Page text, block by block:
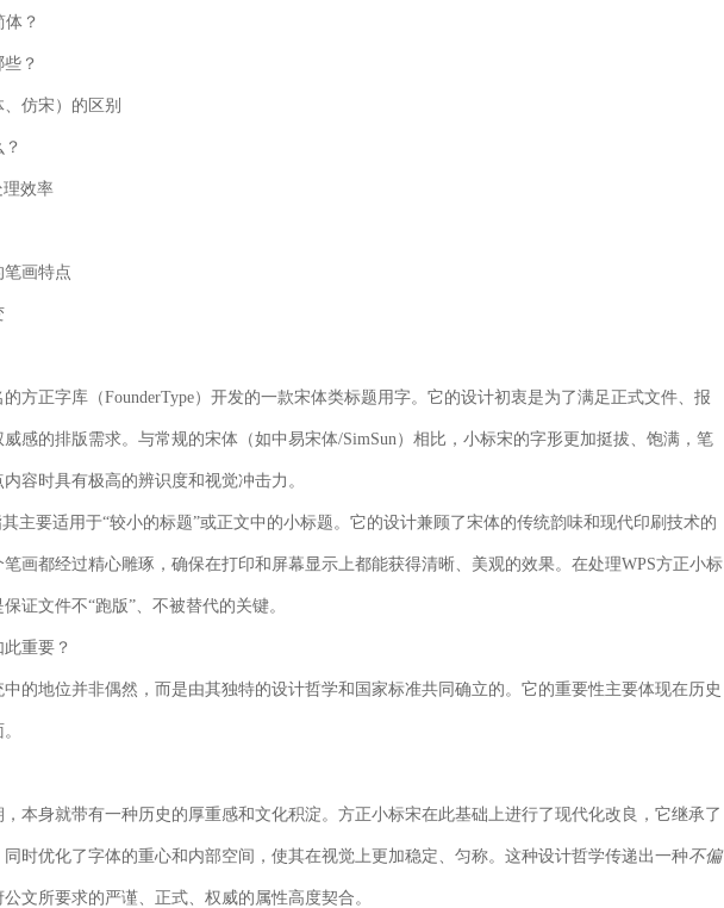
？
？
仿宋）的区别
理效率
画特点
方正字库（FounderType）开发的一款宋体类标题用字。它的设计初衷是为了满足正式文件、报
威感的排版需求。与常规的宋体（如中易宋体/SimSun）相比，小标宋的字形更加挺拔、饱满，笔
容时具有极高的辨识度和视觉冲击力。
主要适用于“较小的标题”或正文中的小标题。它的设计兼顾了宋体的传统韵味和现代印刷技术的
画都经过精心雕琢，确保在打印和屏幕显示上都能获得清晰、美观的效果。在处理WPS方正小标
证文件不“跑版”、不被替代的关键。
重要？
的地位并非偶然，而是由其独特的设计哲学和国家标准共同确立的。它的重要性主要体现在历史
本身就带有一种历史的厚重感和文化积淀。方正小标宋在此基础上进行了现代化改良，它继承了
时优化了字体的重心和内部空间，使其在视觉上更加稳定、匀称。这种设计哲学传递出一种不偏
文所要求的严谨、正式、权威的属性高度契合。